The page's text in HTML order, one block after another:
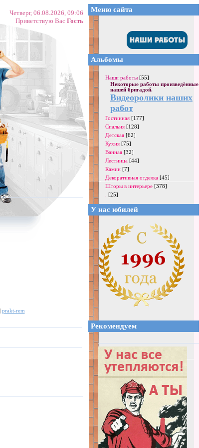
Четверг, 06.08.2026, 09:06
Приветствую Вас Гость
prakt-rem
Меню сайта
Альбомы
Наши работы [55]
Некоторые работы произведённые
нашей бригадой.
Видеоролики наших
работ
Гостинная [177]
Спальня [128]
Детская [62]
Кухня [75]
Ванная [32]
Лестница [44]
Камин [7]
Декоративная отделка [45]
Шторы в интерьере [378]
[25]
У нас юбилей
Рекомендуем